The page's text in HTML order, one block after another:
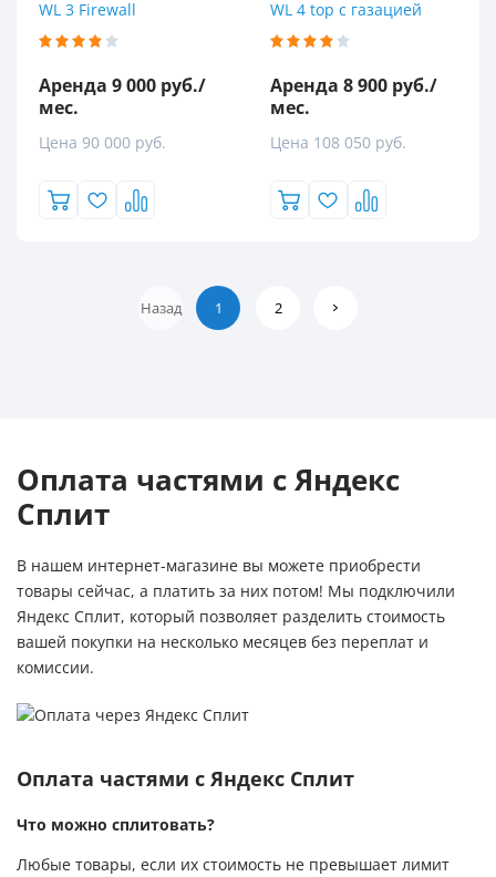
WL 3 Firewall
Аренда 9 000 руб./
мес.
Цена 90 000 руб.
WL 4 top с газацией
Аренда 8 900 руб./
мес.
Цена 108 050 руб.
Назад 1 2
Оплата частями с Яндекс
Сплит
В нашем интернет-магазине вы можете приобрести
товары сейчас, а платить за них потом! Мы подключили
Яндекс Сплит, который позволяет разделить стоимость
вашей покупки на несколько месяцев без переплат и
комиссии.
Оплата частями с Яндекс Сплит
Что можно сплитовать?
Любые товары, если их стоимость не превышает лимит